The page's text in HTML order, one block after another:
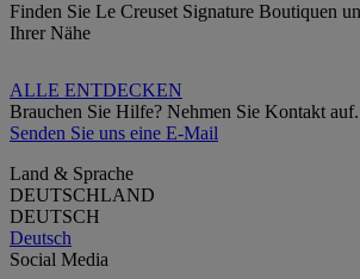
Finden Sie Le Creuset Signature Boutiquen
Ihrer Nähe
ALLE ENTDECKEN
Brauchen Sie Hilfe? Nehmen Sie Kontakt auf.
Senden Sie uns eine E-Mail
Land & Sprache
DEUTSCHLAND
DEUTSCH
Deutsch
Social Media